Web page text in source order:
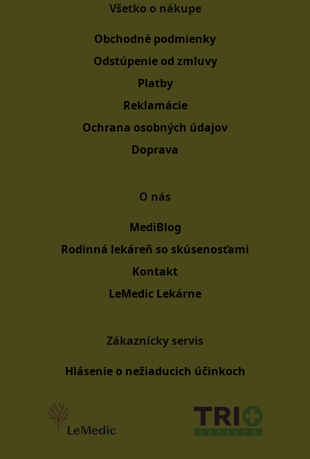
Všetko o nákupe
Obchodné podmienky
Odstúpenie od zmluvy
Platby
Reklamácie
Ochrana osobných údajov
Doprava
O nás
MediBlog
Rodinná lekáreň so skúsenosťami
Kontakt
LeMedic Lekárne
Zákaznícky servis
Hlásenie o nežiaducich účinkoch